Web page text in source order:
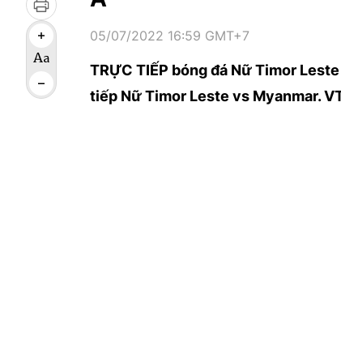
05/07/2022 16:59 GMT+7
TRỰC TIẾP bóng đá Nữ Timor
tiếp Nữ Timor Leste vs Myanmar.